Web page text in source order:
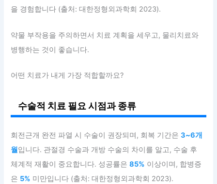
을 경험합니다 (출처: 대한정형외과학회 2023).
약물 부작용을 주의하면서 치료 계획을 세우고, 물리치료와
병행하는 것이 좋습니다.
어떤 치료가 내게 가장 적합할까요?
수술적 치료 필요 시점과 종류
회전근개 완전 파열 시 수술이 권장되며, 회복 기간은3~6개
월입니다. 관절경 수술과 개방 수술의 차이를 알고, 수술 후
체계적 재활이 중요합니다. 성공률은85% 이상이며, 합병증
은 5% 미만입니다 (출처: 대한정형외과학회 2023).